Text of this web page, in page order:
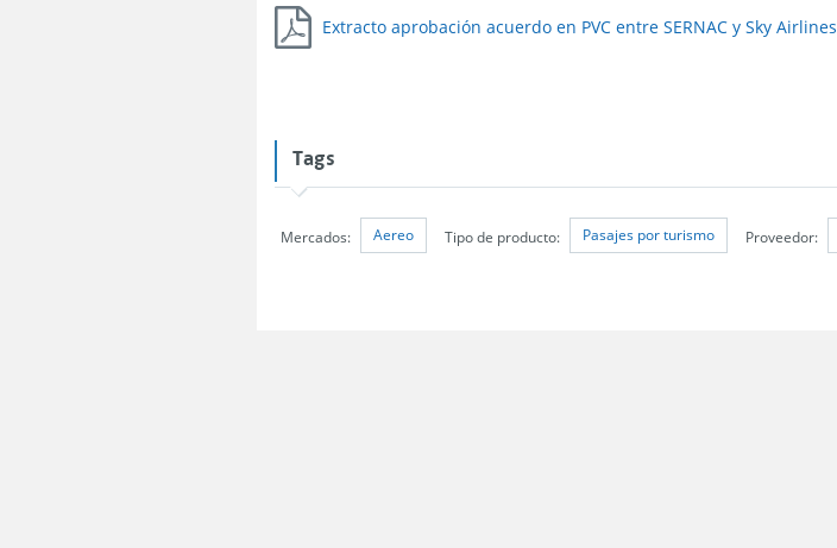
Extracto aprobación acuerdo en PVC entre SERNAC y Sky Airlines
Tags
Mercados: Aereo Tipo de producto: Pasajes por turismo Proveedor: